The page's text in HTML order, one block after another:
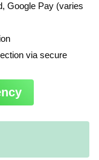
Google Pay (varies
via secure